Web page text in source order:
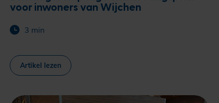
voor inwoners van Wijchen
3 min
Artikel lezen